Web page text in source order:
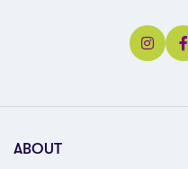
ABOUT